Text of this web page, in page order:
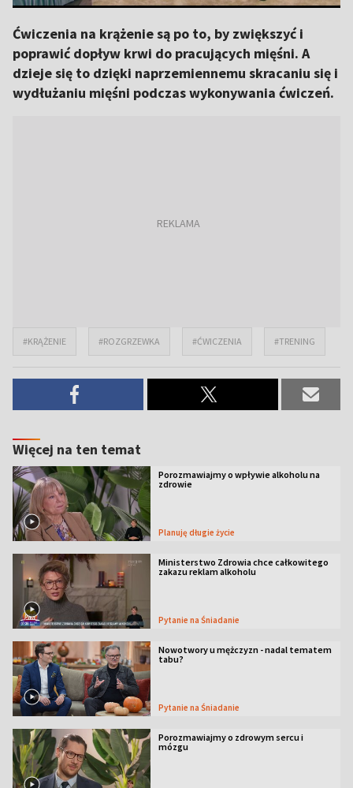
Ćwiczenia na krążenie są po to, by zwiększyć i
poprawić dopływ krwi do pracujących mięśni. A
dzieje się to dzięki naprzemiennemu skracaniu się i
wydłużaniu mięśni podczas wykonywania ćwiczeń.
#KRĄŻENIE #ROZGRZEWKA #ĆWICZENIA #TRENING
Więcej na ten temat
Porozmawiajmy o wpływie alkoholu na
zdrowie
Planuję długie życie
Ministerstwo Zdrowia chce całkowitego
zakazu reklam alkoholu
Pytanie na Śniadanie
Nowotwory u mężczyzn - nadal tematem
tabu?
Pytanie na Śniadanie
Porozmawiajmy o zdrowym sercu i
mózgu